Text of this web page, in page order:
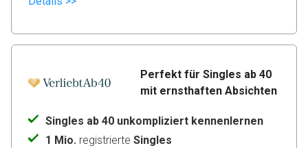
Perfekt für Singles ab 40
mit ernsthaften Absichten
Singles ab 40 unkompliziert kennenlernen
1 Mio. registrierte Singles